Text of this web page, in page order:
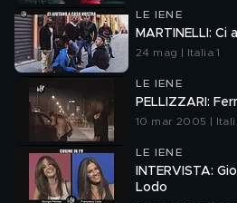
LE IENE
MARTINELLI: Ci
24 mag | Italia 1
LE IENE
PELLIZZARI:
10 mar 2005 |
LE IENE
INTERVISTA:
Lodo